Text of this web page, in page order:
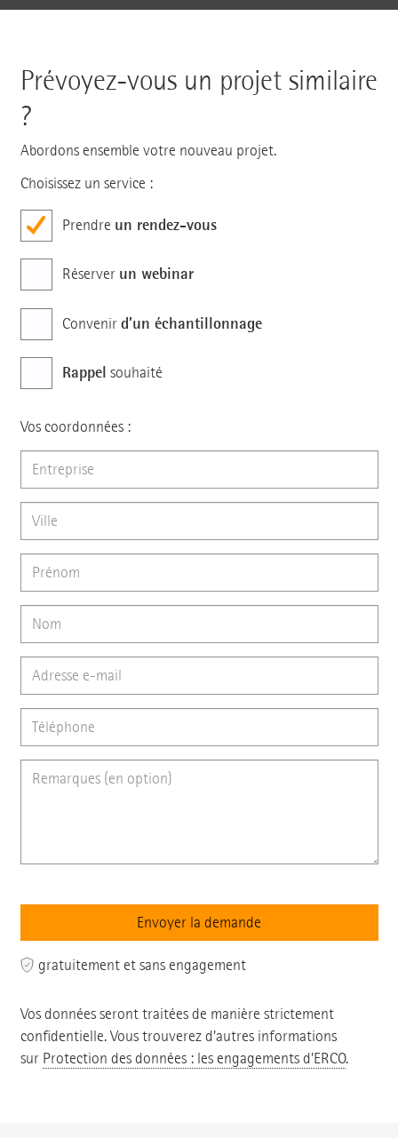
Prévoyez-vous un projet similaire
?
Abordons ensemble votre nouveau projet.
Choisissez un service :
Prendre un rendez-vous
Réserver un webinar
Convenird’un échantillonnage
Rappel souhaité
Vos coordonnées :
gratuitement et sans engagement
Vos données seront traitées de manière strictement
confidentielle. Vous trouverez d'autres informations
sur Protection des données : les engagements d'ERCO.